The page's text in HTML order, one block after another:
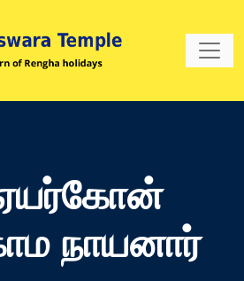
நாயனார்